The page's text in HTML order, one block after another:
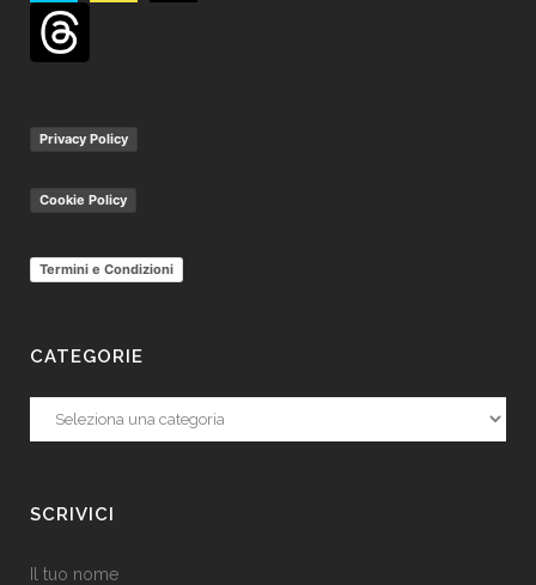
Privacy Policy
Cookie Policy
Termini e Condizioni
CATEGORIE
Categorie
SCRIVICI
Il tuo nome